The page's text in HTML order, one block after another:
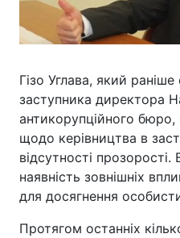
Гізо Углава, який
заступника директора
антикорупційного
щодо керівництва в
відсутності
наявність зовнішніх
для досягнення
Протягом останніх